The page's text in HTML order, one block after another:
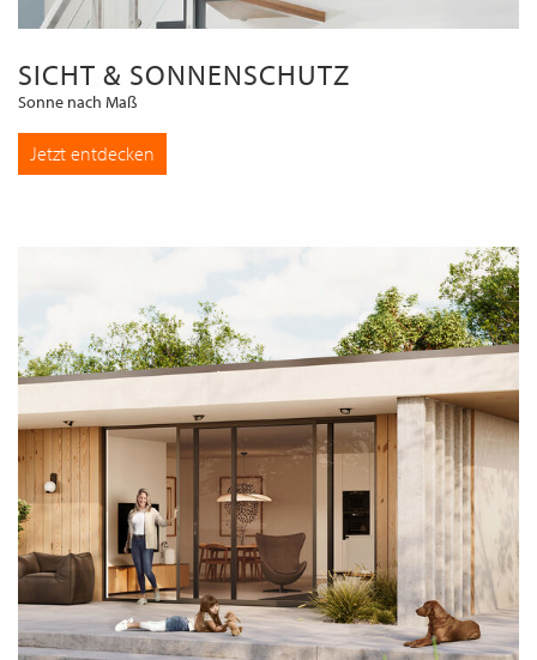
SICHT & SONNENSCHUTZ
Sonne nach Maß
Jetzt entdecken